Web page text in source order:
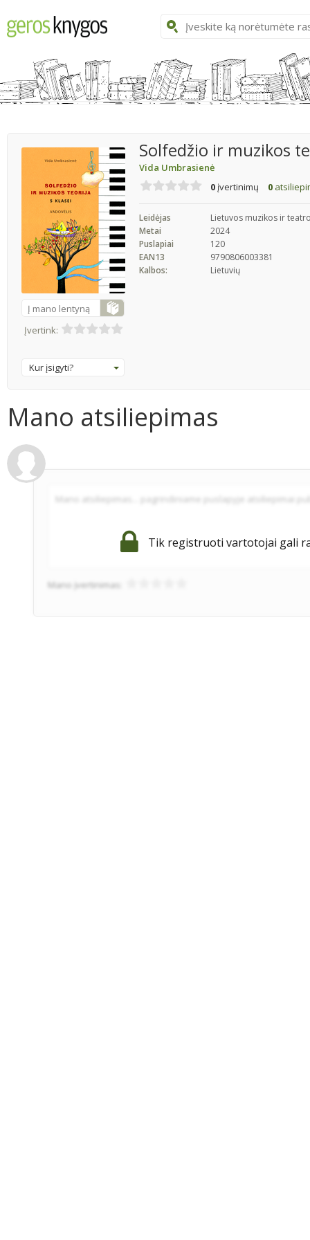
Į mano lentyną
Įvertink:
Kur įsigyti?
Solfedžio ir muzikos
Vida Umbrasienė
0 įvertinimų 0
Leidėjas
Lietuvos muzikos ir
Metai
2024
Puslapiai
120
EAN13
9790806003381
Kalbos:
Lietuvių
Mano atsiliepimas
Tik registruoti vartotojai gali
Mano įvertinimas: